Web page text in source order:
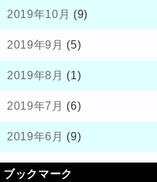
2019年10月 (9)
2019年9月 (5)
2019年8月 (1)
2019年7月 (6)
2019年6月 (9)
ブックマーク